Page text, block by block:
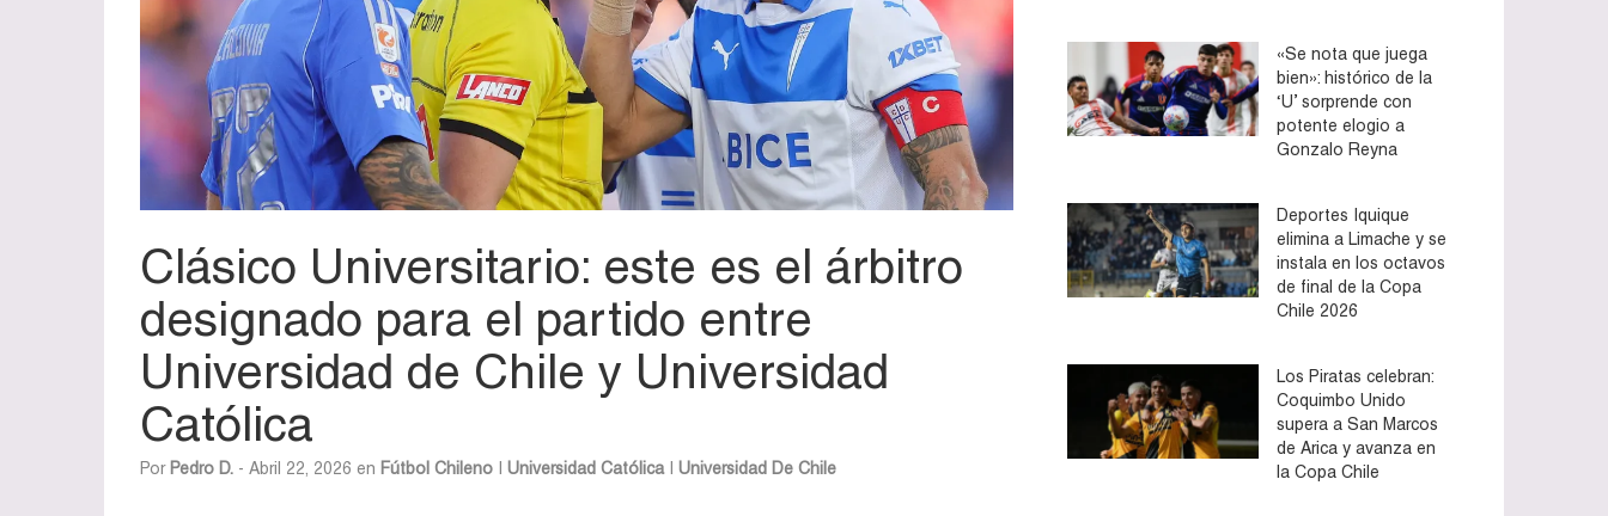
Clásico Universitario: este es el árbitro
designado para el partido entre
Universidad de Chile y Universidad
Católica
Por Pedro D. - Abril 22, 2026 en Fútbol Chileno Universidad Católica Universidad De Chile
«Se nota que juega
bien»: histórico de la
‘U’ sorprende con
potente elogio a
Gonzalo Reyna
Deportes Iquique
elimina a Limache y se
instala en los octavos
de final de la Copa
Chile 2026
Los Piratas celebran:
Coquimbo Unido
supera a San Marcos
de Arica y avanza en
la Copa Chile